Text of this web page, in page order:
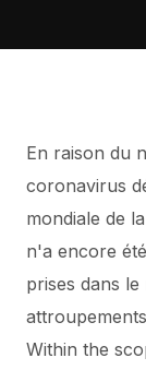
En raison du
coronavirus
mondiale de
n'a encore
prises dans
Within the